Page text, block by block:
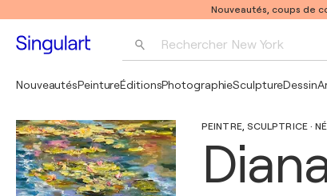
Nouveautés, coups de
Rechercher New York
NouveautésPeintureÉditionsPhotographieSculptureDessin
PEINTRE, SCULPTRICE ·